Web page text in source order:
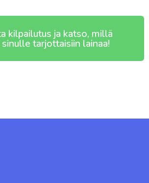
kilpailutus ja katso, millä
tarjottaisiin lainaa!